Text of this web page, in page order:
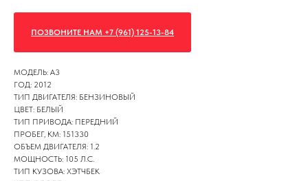
ПОЗВОНИТЕ НАМ +7 (961) 125-13-84
МОДЕЛЬ: A3
ГОД: 2012
ТИП ДВИГАТЕЛЯ: БЕНЗИНОВЫЙ
ЦВЕТ: БЕЛЫЙ
ТИП ПРИВОДА: ПЕРЕДНИЙ
ПРОБЕГ, КМ: 151330
ОБЪЕМ ДВИГАТЕЛЯ: 1.2
МОЩНОСТЬ: 105 Л.С.
ТИП КУЗОВА: ХЭТЧБЕК